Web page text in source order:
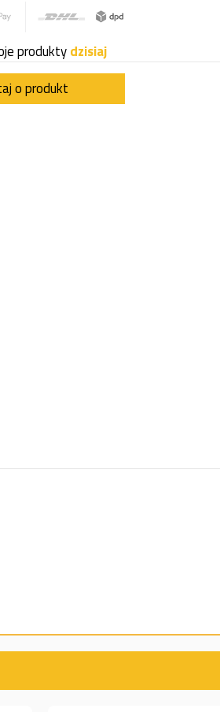
produktydzisiaj
o produkt